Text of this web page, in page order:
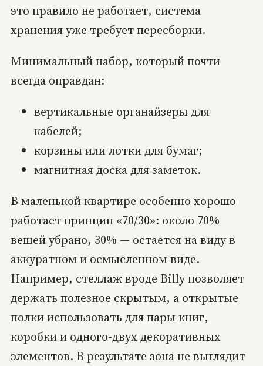
это правило не работает, система
хранения уже требует пересборки.
Минимальный набор, который почти
всегда оправдан:
вертикальные органайзеры для
кабелей;
корзины или лотки для бумаг;
магнитная доска для заметок.
В маленькой квартире особенно хорошо
работает принцип «70/30»: около 70%
вещей убрано, 30% — остается на виду в
аккуратном и осмысленном виде.
Например, стеллаж вроде Billy позволяет
держать полезное скрытым, а открытые
полки использовать для пары книг,
коробки и одного-двух декоративных
элементов. В результате зона не выглядит